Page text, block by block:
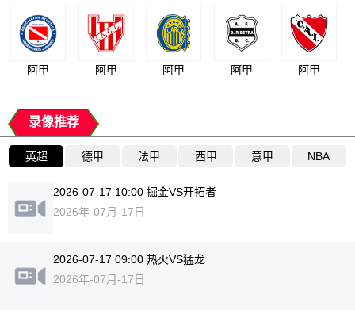
阿甲 阿甲 阿甲 阿甲 阿甲
录像推荐
英超 德甲 法甲 西甲 意甲 NBA
2026-07-17 10:00 掘金VS开拓者
2026年-07月-17日
2026-07-17 09:00 热火VS猛龙
2026年-07月-17日